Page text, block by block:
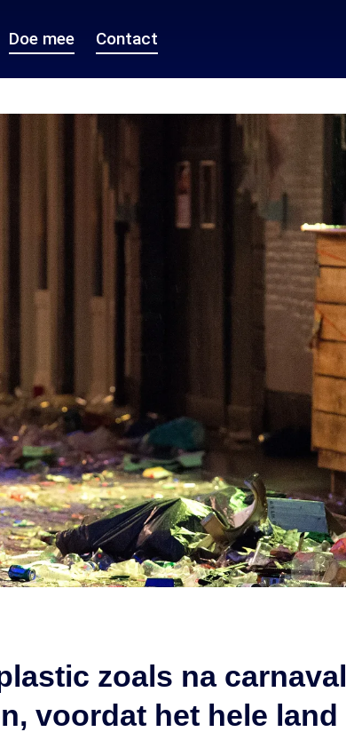
Doe mee Contact
zoals na carnaval
voordat het hele land